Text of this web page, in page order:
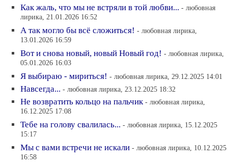
Как жаль, что мы не встряли в той любви... - любовная
лирика, 21.01.2026 16:52
А так могло бы всё сложиться! - любовная лирика,
13.01.2026 16:59
Вот и снова новый, новый Новый год! - любовная лирика,
05.01.2026 16:03
Я выбираю - мириться! - любовная лирика, 29.12.2025 14:01
Навсегда... - любовная лирика, 23.12.2025 18:32
Не возвратить кольцо на пальчик - любовная лирика,
16.12.2025 17:08
Тебе на голову свалилась... - любовная лирика, 15.12.2025
15:17
Мы с вами встречи не искали - любовная лирика, 10.12.2025
16:58